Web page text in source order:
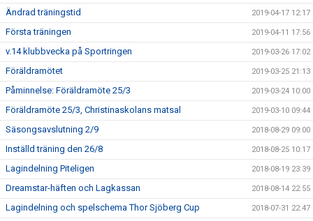
Ändrad träningstid 2019-04-17 12:17
Första träningen 2019-04-11 17:56
v.14 klubbvecka på Sportringen 2019-03-26 17:02
Föräldramötet 2019-03-25 21:13
Påminnelse: Föräldramöte 25/3 2019-03-24 10:00
Föräldramöte 25/3, Christinaskolans matsal 2019-03-10 09:44
Säsongsavslutning 2/9 2018-08-29 09:00
Inställd träning den 26/8 2018-08-25 10:17
Lagindelning Piteligen 2018-08-19 23:39
Dreamstar-häften och Lagkassan 2018-08-14 22:55
Lagindelning och spelschema Thor Sjöberg Cup 2018-07-31 22:47